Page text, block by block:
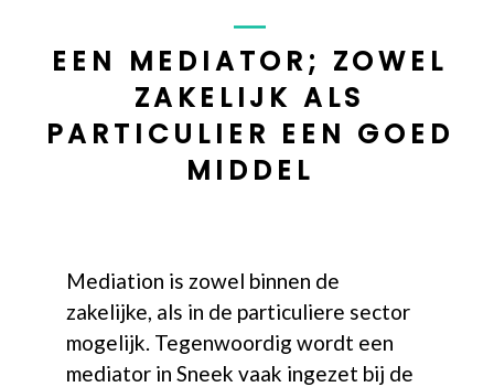
EEN MEDIATOR; ZOWEL
ZAKELIJK ALS
PARTICULIER EEN GOED
MIDDEL
Mediation is zowel binnen de
zakelijke, als in de particuliere sector
mogelijk. Tegenwoordig wordt een
mediator in Sneek vaak ingezet bij de